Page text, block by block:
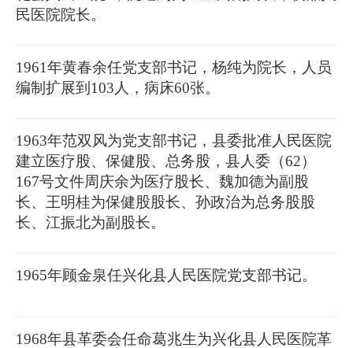
民医院院长。
1961年黄春余任党支部书记，杨纯为院长，人员
编制扩展到103人，病床60张。
1963年范双风为党支部书记，县委批准人民医院
建立医疗股、保健股、总务股，县人委（62）
167号文件周庆余为医疗股长、魏加德为副股
长、王明桂为保健股股长、孙政治为总务股股
长、江振北为副股长。
1965年顾金泉任兴化县人民医院党支部书记。
1968年县革委会任命葛兆生为兴化县人民医院革